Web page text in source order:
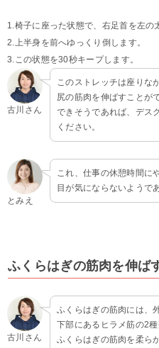
1.椅子に座った状態で、右足首を左の
2.上半身を前へゆっくり倒します。
3.この状態を30秒キープします。
古川さん
このストレッチは座りな
尻の筋肉を伸ばすことが
できそうであれば、デス
ください。
とみえ
これ、仕事の休憩時間に
目が気にならないようで
ふくらはぎの筋肉を伸ば
古川さん
ふくらはぎの筋肉には、
下部にあるヒラメ筋の2種
ふくらはぎの筋肉を柔ら